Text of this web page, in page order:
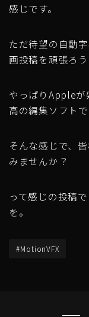
感じです。
ただ待望の自動
画投稿を頑張ろ
やっぱりAppleが
高の編集ソフトで
そんな感じで、
みませんか？
って感じの投稿
を。
#MotionVFX